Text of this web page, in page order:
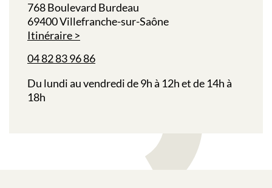
768 Boulevard Burdeau
69400 Villefranche-sur-Saône
Itinéraire
04 82 83 96 86
Du lundi au vendredi de 9h à 12h et de 14h à
18h